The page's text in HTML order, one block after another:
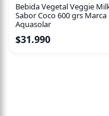
Bebida Vegetal Veggie
Sabor Coco 600 grs Marca
Aquasolar
$31.990